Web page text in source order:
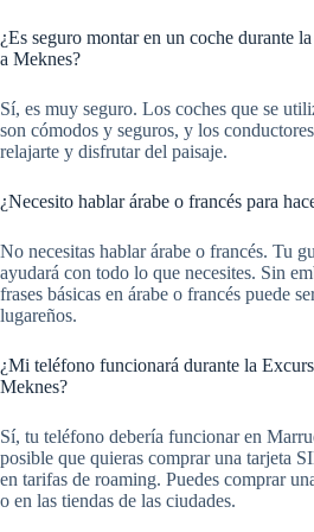
¿Es seguro montar en un coche durante
a Meknes?
Sí, es muy seguro. Los coches que se
son cómodos y seguros, y los
relajarte y disfrutar del paisaje.
¿Necesito hablar árabe o francés para
No necesitas hablar árabe o francés. Tu
ayudará con todo lo que necesites. Sin
frases básicas en árabe o francés puede
lugareños.
¿Mi teléfono funcionará durante la
Meknes?
Sí, tu teléfono debería funcionar en
posible que quieras comprar una tarjeta
en tarifas de roaming. Puedes comprar
o en las tiendas de las ciudades.